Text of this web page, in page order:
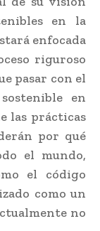
en la
enfocada
riguroso
pasar con el
en
las prácticas
por qué
el mundo,
el código
como un
no